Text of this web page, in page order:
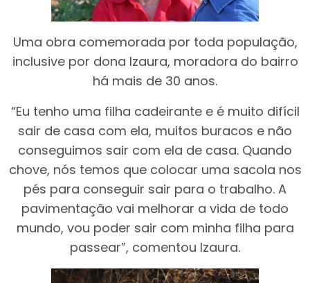
Uma obra comemorada por toda população,
inclusive por dona Izaura, moradora do bairro
há mais de 30 anos.
“Eu tenho uma filha cadeirante e é muito difícil
sair de casa com ela, muitos buracos e não
conseguimos sair com ela de casa. Quando
chove, nós temos que colocar uma sacola nos
pés para conseguir sair para o trabalho. A
pavimentação vai melhorar a vida de todo
mundo, vou poder sair com minha filha para
passear”, comentou Izaura.